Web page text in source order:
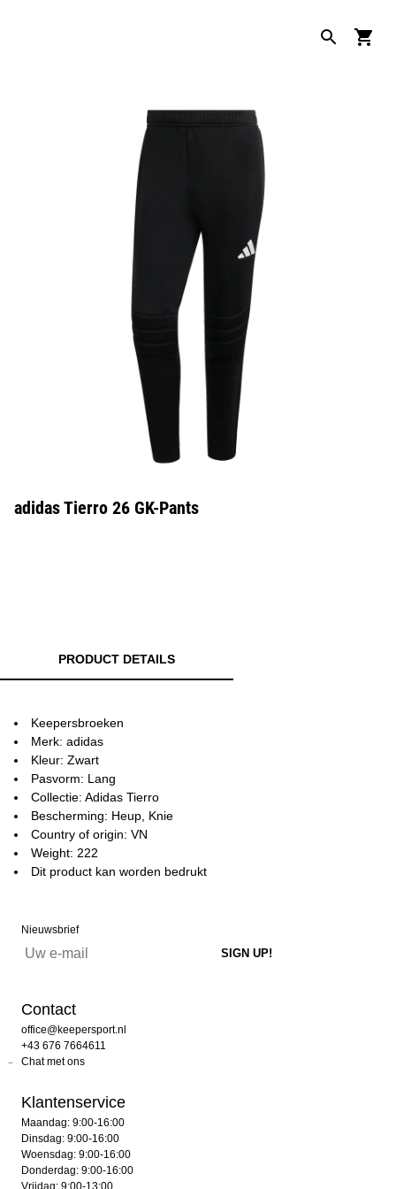
adidas Tierro 26 GK-Pants
PRODUCT DETAILS
Keepersbroeken
Merk: adidas
Kleur: Zwart
Pasvorm: Lang
Collectie: Adidas Tierro
Bescherming: Heup, Knie
Country of origin: VN
Weight: 222
Dit product kan worden bedrukt
Nieuwsbrief
Contact
office@keepersport.nl
+43 676 7664611
Chat met ons
Klantenservice
Maandag: 9:00-16:00
Dinsdag: 9:00-16:00
Woensdag: 9:00-16:00
Donderdag: 9:00-16:00
Vrijdag: 9:00-13:00